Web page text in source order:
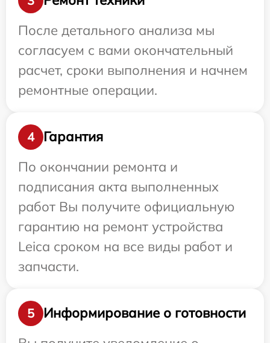
После детального анализа мы
согласуем с вами окончательный
расчет, сроки выполнения и начнем
ремонтные операции.
4
Гарантия
По окончании ремонта и
подписания акта выполненных
работ Вы получите официальную
гарантию на ремонт устройства
Leica сроком на все виды работ и
запчасти.
5
Информирование о готовности